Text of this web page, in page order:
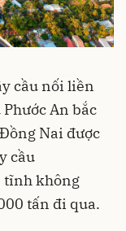
cầu nối liền
An bắc
Nai được
cầu
tĩnh không
tấn đi qua.